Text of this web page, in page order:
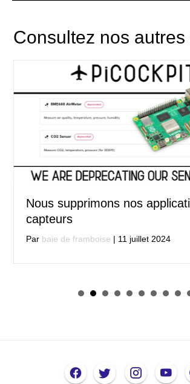
Consultez nos autres
Nous supprimons nos
capteurs
Par baie de framboise | 11 juillet 2024